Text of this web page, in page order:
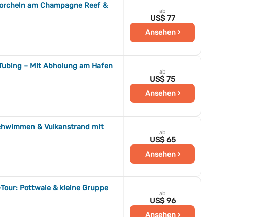
am Champagne Reef &
ab
US$ 77
Ansehen ›
– Mit Abholung am Hafen
ab
US$ 75
Ansehen ›
& Vulkanstrand mit
ab
US$ 65
Ansehen ›
Pottwale & kleine Gruppe
ab
US$ 96
Ansehen ›